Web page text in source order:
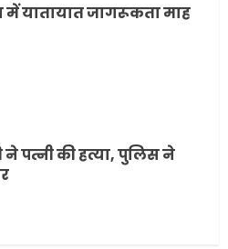
यातायात जागरूकता माह
पत्नी की हत्या, पुलिस ने